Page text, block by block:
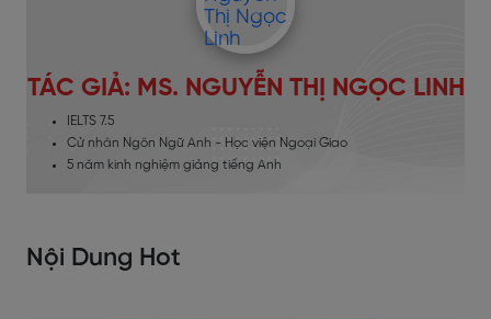
TÁC GIẢ: MS. NGUYỄN THỊ NGỌC LINH
IELTS 7.5
Cử nhân Ngôn Ngữ Anh - Học viện Ngoại Giao
5 năm kinh nghiệm giảng tiếng Anh
Nội Dung Hot